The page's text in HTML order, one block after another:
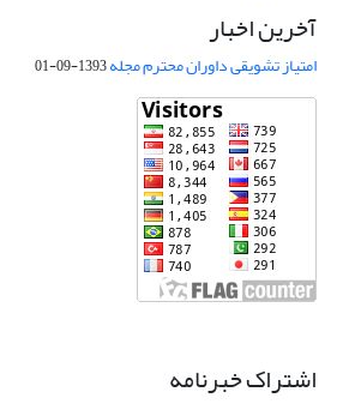
آخرین اخبار
امتیاز تشویقی داوران محترم مجله1393-09-01
اشتراک خبرنامه